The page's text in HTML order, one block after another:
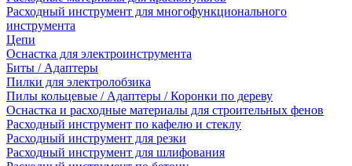
Расходный инструмент для многофункционального
инструмента
Цепи
Оснастка для электроинструмента
Биты / Адаптеры
Пилки для электролобзика
Пилы кольцевые / Адаптеры / Коронки по дереву
Оснастка и расходные материалы для строительных фенов
Расходный инструмент по кафелю и стеклу
Расходный инструмент для резки
Расходный инструмент для шлифования